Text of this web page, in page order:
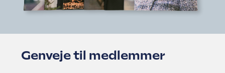
Genveje til medlemmer